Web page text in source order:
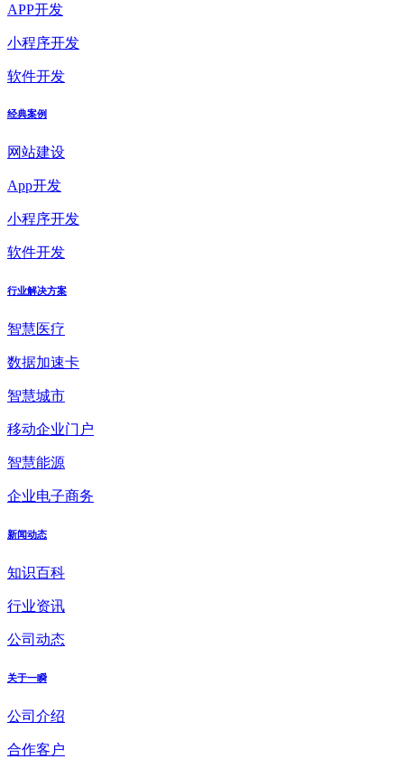
APP开发
小程序开发
软件开发
经典案例
网站建设
App开发
小程序开发
软件开发
行业解决方案
智慧医疗
数据加速卡
智慧城市
移动企业门户
智慧能源
企业电子商务
新闻动态
知识百科
行业资讯
公司动态
关于一瞬
公司介绍
合作客户